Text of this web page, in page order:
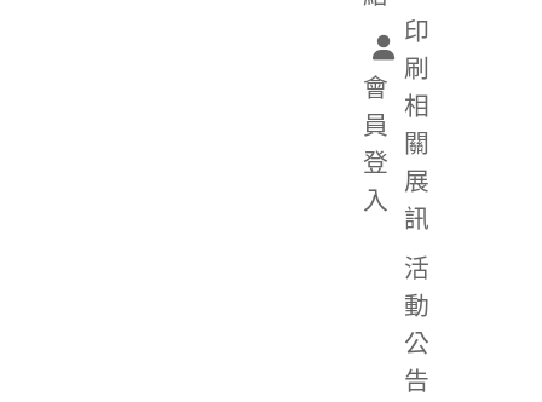
會
員
登
入
印
刷
相
關
展
訊
活
動
公
告